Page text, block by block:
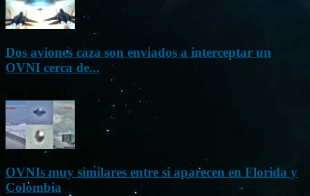
Dos aviones caza son enviados a interceptar un
OVNI cerca de...
OVNIs muy similares entre sí aparecen en Florida y
Colombia